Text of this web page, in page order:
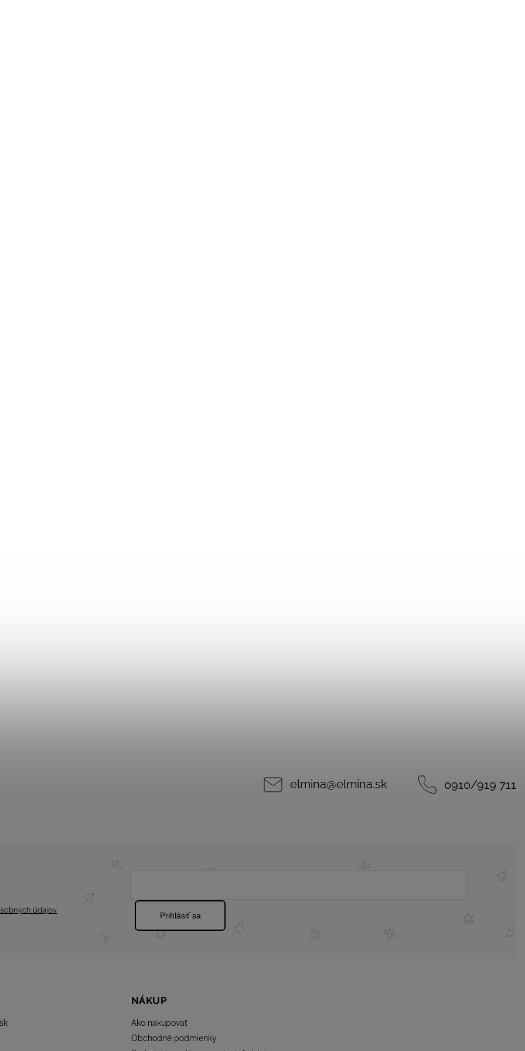
elmina@elmina.sk 0910/919 711
NÁKUP
Ako nakupovať
Obchodné podmienky
údajov
Prihlásiť sa